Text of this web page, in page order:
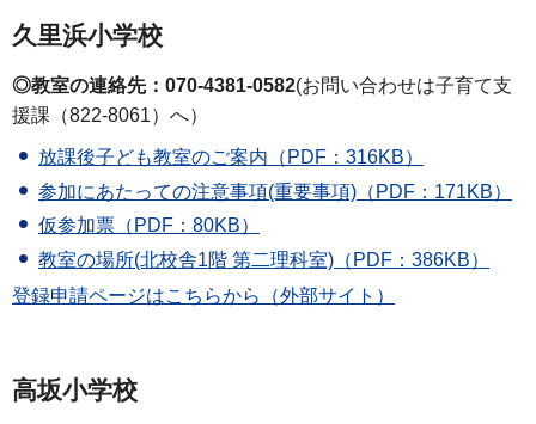
久里浜小学校
◎教室の連絡先：070-4381-0582(お問い合わせは子育て支
援課（822-8061）へ）
放課後子ども教室のご案内（PDF：316KB）
参加にあたっての注意事項(重要事項)（PDF：171KB）
仮参加票（PDF：80KB）
教室の場所(北校舎1階 第二理科室)（PDF：386KB）
登録申請ページはこちらから（外部サイト）
高坂小学校